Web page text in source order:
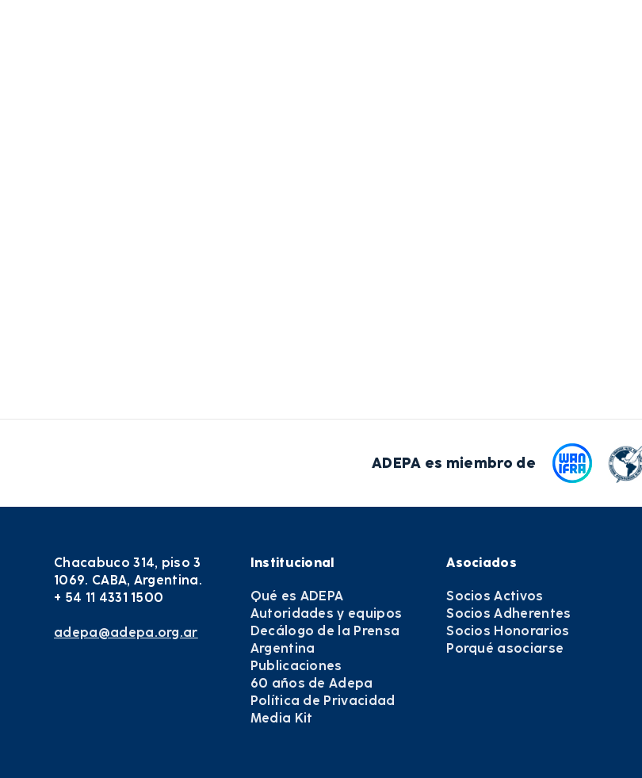
ADEPA es miembro de
Chacabuco 314, piso 3
1069. CABA, Argentina.
+ 54 11 4331 1500
adepa@adepa.org.ar
Institucional
Qué es ADEPA
Autoridades y equipos
Decálogo de la Prensa
Argentina
Publicaciones
60 años de Adepa
Política de Privacidad
Media Kit
Asociados
Socios Activos
Socios Adherentes
Socios Honorarios
Porqué asociarse